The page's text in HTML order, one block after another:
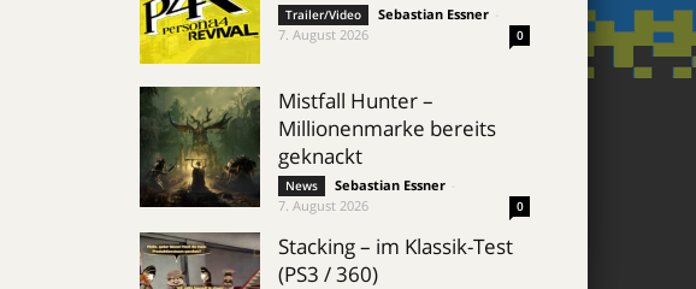
Trailer/Video Sebastian Essner
7. August 2026
0
Mistfall Hunter –
Millionenmarke bereits
geknackt
News Sebastian Essner
7. August 2026
0
Stacking – im Klassik-Test
(PS3 / 360)